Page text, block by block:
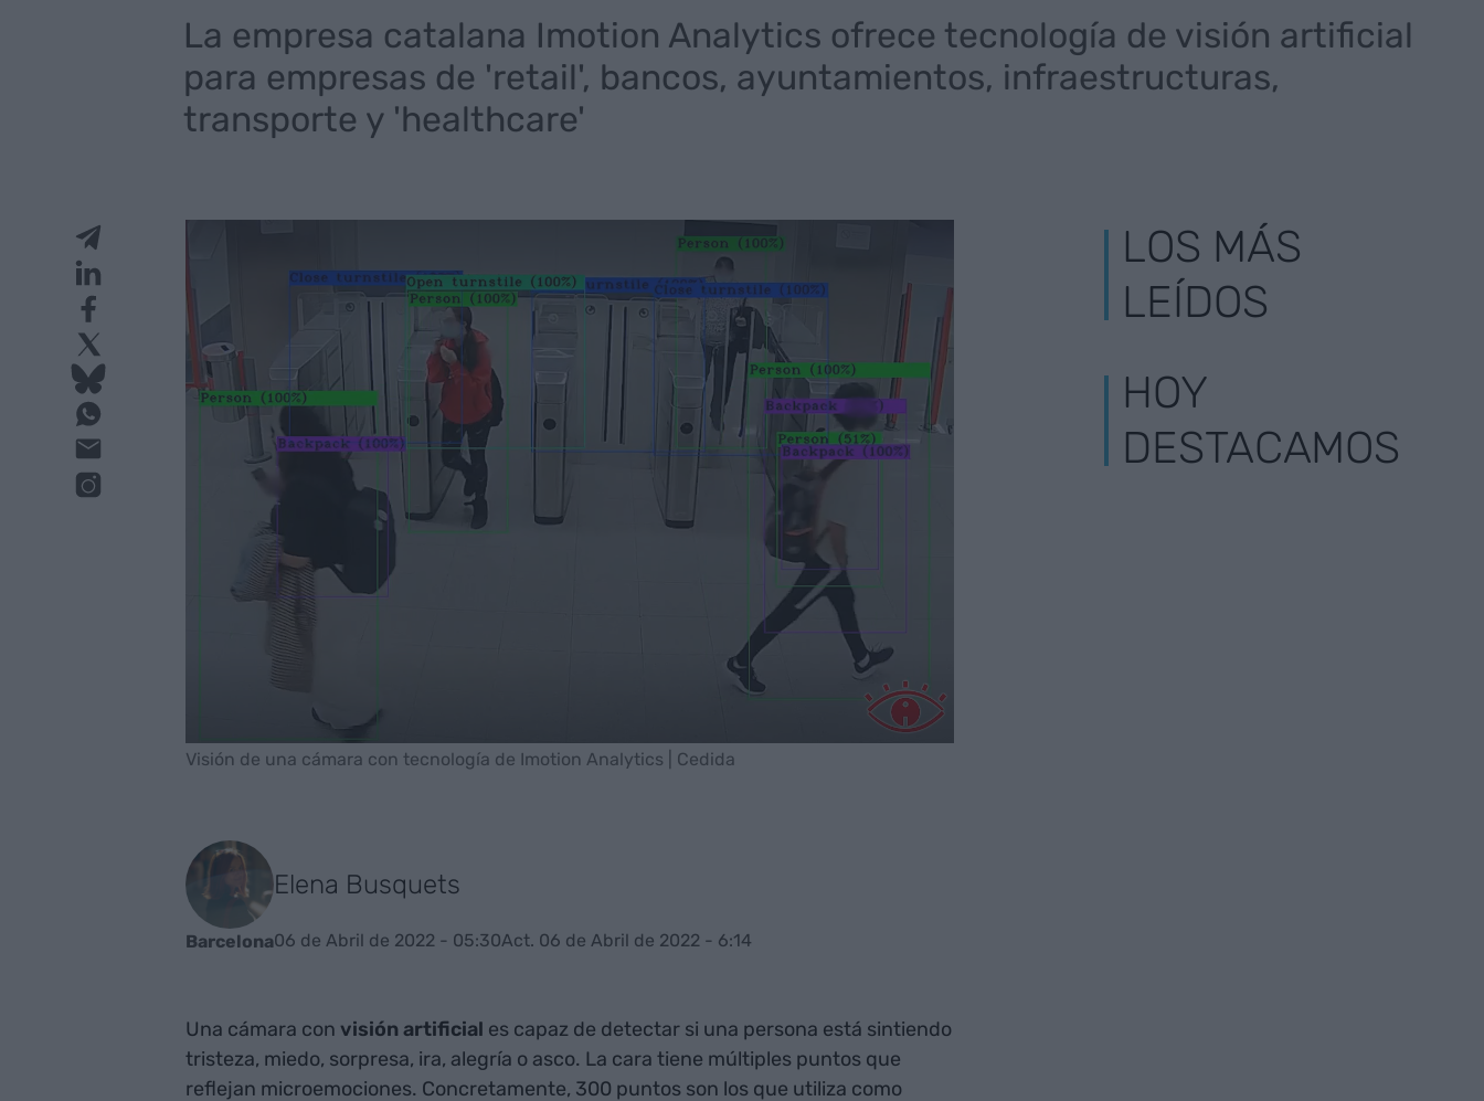
La empresa catalana Imotion Analytics ofrece tecnología de visión artificial
para empresas de 'retail', bancos, ayuntamientos, infraestructuras,
transporte y 'healthcare'
Visión de una cámara con tecnología de Imotion Analytics | Cedida
Elena Busquets
Barcelona06 de Abril de 2022 - 05:30Act. 06 de Abril de 2022 - 6:14
Una cámara con visión artificial es capaz de detectar si una persona está sintiendo
tristeza, miedo, sorpresa, ira, alegría o asco. La cara tiene múltiples puntos que
reflejan microemociones. Concretamente, 300 puntos son los que utiliza como
LOS MÁS
LEÍDOS
HOY
DESTACAMOS